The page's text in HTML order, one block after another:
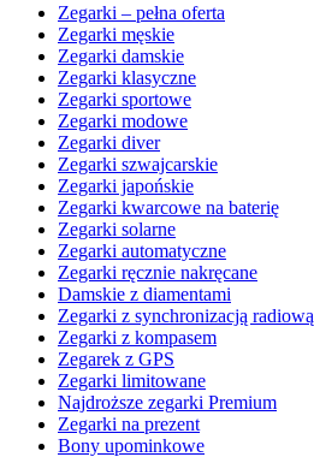
Zegarki – pełna oferta
Zegarki męskie
Zegarki damskie
Zegarki klasyczne
Zegarki sportowe
Zegarki modowe
Zegarki diver
Zegarki szwajcarskie
Zegarki japońskie
Zegarki kwarcowe na baterię
Zegarki solarne
Zegarki automatyczne
Zegarki ręcznie nakręcane
Damskie z diamentami
Zegarki z synchronizacją radiową
Zegarki z kompasem
Zegarek z GPS
Zegarki limitowane
Najdroższe zegarki Premium
Zegarki na prezent
Bony upominkowe